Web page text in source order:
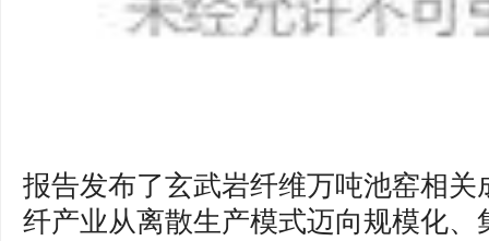
报告发布了玄武岩纤维万吨池窑相
纤产业从离散生产模式迈向规模化